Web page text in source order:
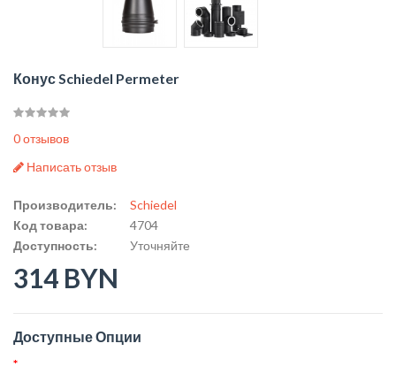
Конус Schiedel Permeter
0 отзывов
Написать отзыв
Производитель:
Schiedel
Код товара:
4704
Доступность:
Уточняйте
314 BYN
Доступные Опции